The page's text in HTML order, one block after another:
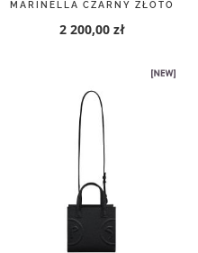
MARINELLA CZARNY ZŁOTO
2 200,00 zł